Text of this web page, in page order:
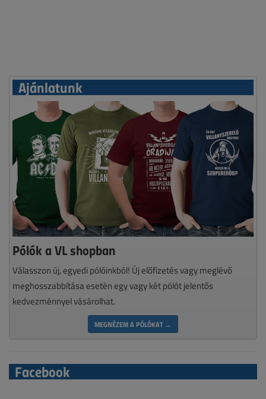
Ajánlatunk
Pólók a VL shopban
Válasszon új, egyedi pólóinkból! Új előfizetés vagy meglévő
meghosszabbítása esetén egy vagy két pólót jelentős
kedvezménnyel vásárolhat.
MEGNÉZEM A PÓLÓKAT →
Facebook